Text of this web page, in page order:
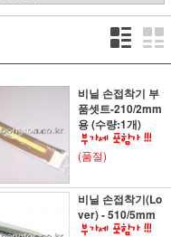
비닐 손접착기 부
품셋트-210/2mm
용 (수량:1개)
(품절)
비닐 손접착기(Lo
ver) - 510/5mm